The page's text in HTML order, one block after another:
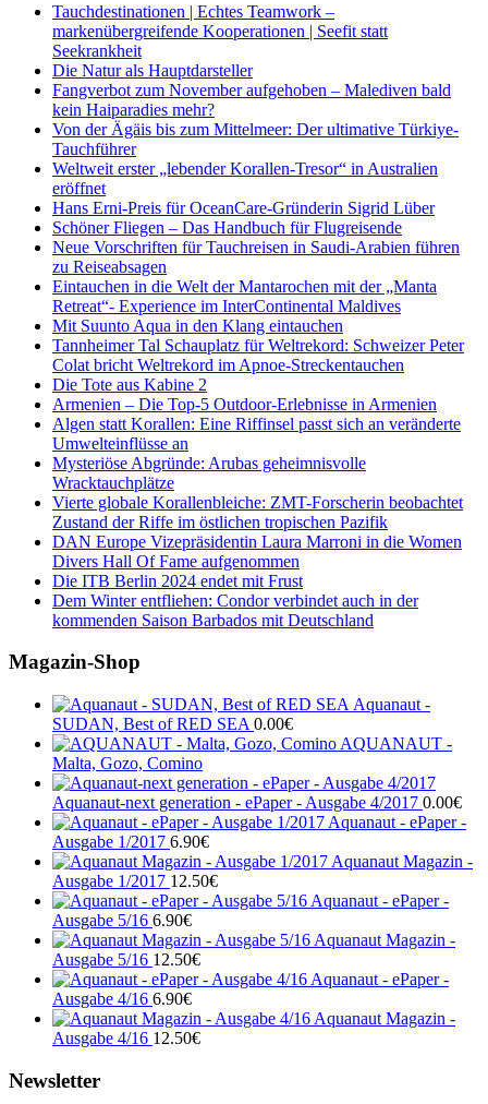
Tauchdestinationen | Echtes Teamwork –
markenübergreifende Kooperationen | Seefit statt
Seekrankheit
Die Natur als Hauptdarsteller
Fangverbot zum November aufgehoben – Malediven bald
kein Haiparadies mehr?
Von der Ägäis bis zum Mittelmeer: Der ultimative Türkiye-
Tauchführer
Weltweit erster „lebender Korallen-Tresor“ in Australien
eröffnet
Hans Erni-Preis für OceanCare-Gründerin Sigrid Lüber
Schöner Fliegen – Das Handbuch für Flugreisende
Neue Vorschriften für Tauchreisen in Saudi-Arabien führen
zu Reiseabsagen
Eintauchen in die Welt der Mantarochen mit der „Manta
Retreat“- Experience im InterContinental Maldives
Mit Suunto Aqua in den Klang eintauchen
Tannheimer Tal Schauplatz für Weltrekord: Schweizer Peter
Colat bricht Weltrekord im Apnoe-Streckentauchen
Die Tote aus Kabine 2
Armenien – Die Top-5 Outdoor-Erlebnisse in Armenien
Algen statt Korallen: Eine Riffinsel passt sich an veränderte
Umwelteinflüsse an
Mysteriöse Abgründe: Arubas geheimnisvolle
Wracktauchplätze
Vierte globale Korallenbleiche: ZMT-Forscherin beobachtet
Zustand der Riffe im östlichen tropischen Pazifik
DAN Europe Vizepräsidentin Laura Marroni in die Women
Divers Hall Of Fame aufgenommen
Die ITB Berlin 2024 endet mit Frust
Dem Winter entfliehen: Condor verbindet auch in der
kommenden Saison Barbados mit Deutschland
Magazin-Shop
Aquanaut -
SUDAN, Best of RED SEA 0.00€
AQUANAUT -
Malta, Gozo, Comino
Aquanaut-next generation - ePaper - Ausgabe 4/2017 0.00€
Aquanaut - ePaper -
Ausgabe 1/2017 6.90€
Aquanaut Magazin -
Ausgabe 1/2017 12.50€
Aquanaut - ePaper -
Ausgabe 5/16 6.90€
Aquanaut Magazin -
Ausgabe 5/16 12.50€
Aquanaut - ePaper -
Ausgabe 4/16 6.90€
Aquanaut Magazin -
Ausgabe 4/16 12.50€
Newsletter